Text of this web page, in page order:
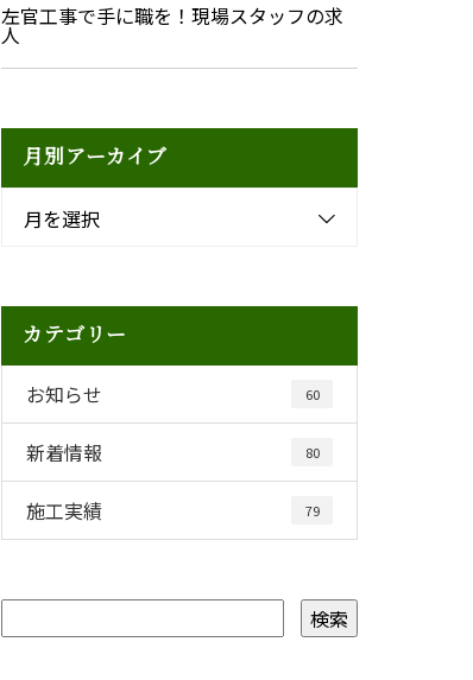
左官工事で手に職を！現場スタッフの求
人
月別アーカイブ
月を選択
カテゴリー
お知らせ 60
新着情報 80
施工実績 79